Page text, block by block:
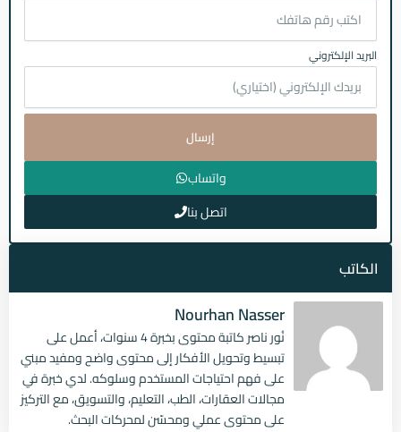
البريد الإلكتروني
إرسال
واتساب
اتصل بنا
الكاتب
Nourhan Nasser
نُور ناصر كاتبة محتوى بخبرة 4 سنوات، أعمل على
تبسيط وتحويل الأفكار إلى محتوى واضح ومفيد مبني
على فهم احتياجات المستخدم وسلوكه. لدي خبرة في
مجالات العقارات، الطب، التعليم، والتسويق، مع التركيز
على محتوى عملي ومحسّن لمحركات البحث.